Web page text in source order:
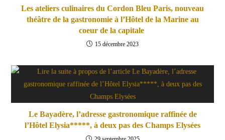
Les ateliers culinaires du Cordon Bleu Paris, nouveau
théâtre de la gastronomie à l’Hôtel de la Marine au
coeur de la capitale
15 décembre 2023
Le Bayadère, l’adresse gastronomique raffinée de
l’Hôtel Elysia*****, à deux pas des Champs Elysées